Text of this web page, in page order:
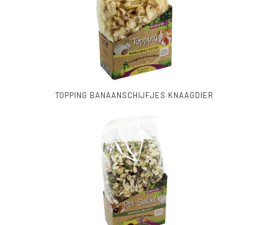
TOPPING BANAANSCHIJFJES KNAAGDIER